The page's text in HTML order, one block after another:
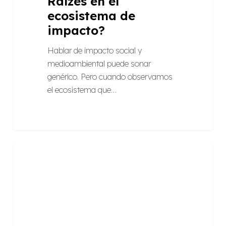
ecosistema de
impacto?
Hablar de impacto social y
medioambiental puede sonar
genérico. Pero cuando observamos
el ecosistema que…